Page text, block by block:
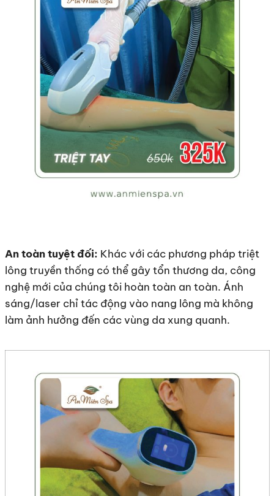
An toàn tuyệt đối: Khác với các phương pháp triệt
lông truyền thống có thể gây tổn thương da, công
nghệ mới của chúng tôi hoàn toàn an toàn. Ánh
sáng/laser chỉ tác động vào nang lông mà không
làm ảnh hưởng đến các vùng da xung quanh.